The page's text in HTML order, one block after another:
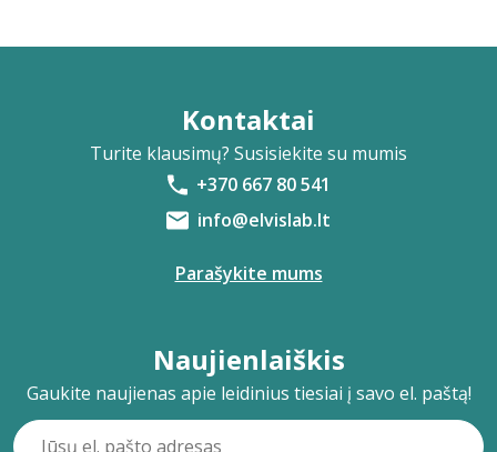
Kontaktai
Turite klausimų? Susisiekite su mumis
+370 667 80 541
info@elvislab.lt
Parašykite mums
Naujienlaiškis
Gaukite naujienas apie leidinius tiesiai į savo el. paštą!